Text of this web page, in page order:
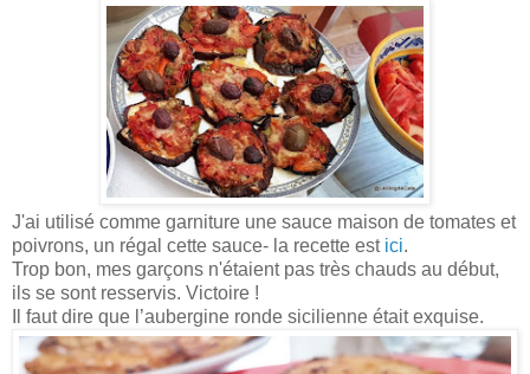
J'ai utilisé comme garniture une sauce maison de tomates et
poivrons, un régal cette sauce- la recette est ici.
Trop bon, mes garçons n'étaient pas très chauds au début,
ils se sont resservis. Victoire !
Il faut dire que l’aubergine ronde sicilienne était exquise.